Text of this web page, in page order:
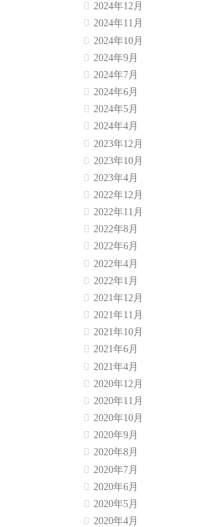
2024年12月
2024年11月
2024年10月
2024年9月
2024年7月
2024年6月
2024年5月
2024年4月
2023年12月
2023年10月
2023年4月
2022年12月
2022年11月
2022年8月
2022年6月
2022年4月
2022年1月
2021年12月
2021年11月
2021年10月
2021年6月
2021年4月
2020年12月
2020年11月
2020年10月
2020年9月
2020年8月
2020年7月
2020年6月
2020年5月
2020年4月